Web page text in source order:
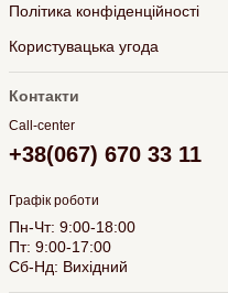
Політика конфіденційності
Користувацька угода
Контакти
Call-center
+38(067) 670 33 11
Графік роботи
Пн-Чт: 9:00-18:00
Пт: 9:00-17:00
Сб-Нд: Вихідний